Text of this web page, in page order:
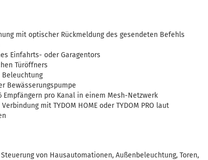
mit optischer Rückmeldung des gesendeten Befehls
Einfahrts- oder Garagentors
Türöffners
Beleuchtung
Bewässerungspumpe
Empfängern pro Kanal in einem Mesh-Netzwerk
mit TYDOM HOME oder TYDOM PRO laut
Steuerung von Hausautomationen, Außenbeleuchtung, Toren,